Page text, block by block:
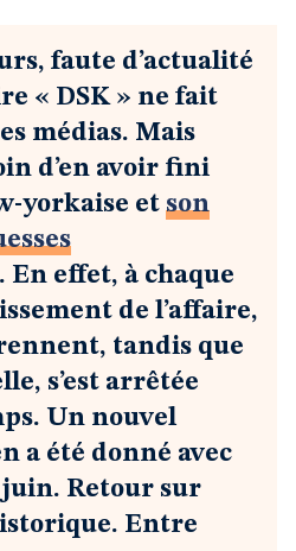
faute d’actualité
« DSK » ne fait
médias. Mais
d’en avoir fini
yorkaise et son
. En effet, à chaque
de l’affaire,
tandis que
s’est arrêtée
Un nouvel
a été donné avec
juin. Retour sur
Entre